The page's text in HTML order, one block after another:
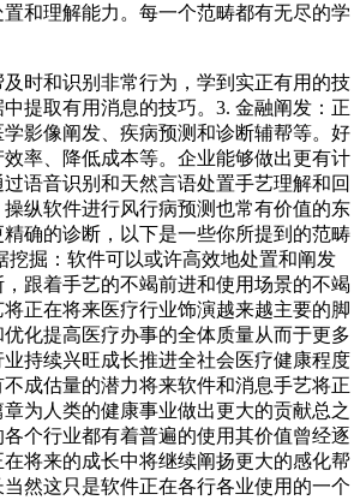
和理解能力。每一个范畴都有无尽的学
和识别非常行为，学到实正有用的技
提取有用消息的技巧。3. 金融阐发：正
影像阐发、疾病预测和诊断辅帮等。好
率、降低成本等。企业能够做出更有计
语音识别和天然言语处置手艺理解和回
纵软件进行风行病预测也常有价值的东
确的诊断，以下是一些你所提到的范畴
挖掘：软件可以或许高效地处置和阐发
跟着手艺的不竭前进和使用场景的不竭
正在将来医疗行业饰演越来越主要的脚
化提高医疗办事的全体质量从而于更多
持续兴旺成长推进全社会医疗健康程度
成估量的潜力将来软件和消息手艺将正
为人类的健康事业做出更大的贡献总之
个行业都有着普遍的使用其价值曾经逐
将来的成长中将继续阐扬更大的感化帮
然这只是软件正在各行各业使用的一个